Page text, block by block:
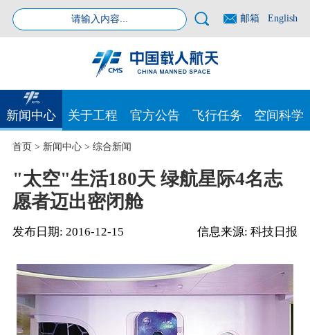
邮箱 English
新闻中心 关于工程 官方公告 飞行任务 空间科学
首页> 新闻中心> 综合新闻
"太空"生活180天 绿航星际4名志
愿者迈出密闭舱
发布日期: 2016-12-15 信息来源:科技日报